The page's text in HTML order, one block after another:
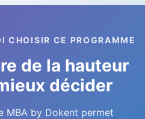
CHOISIR CE PROGRAMME
de la hauteur
décider
MBA by Dokent permet